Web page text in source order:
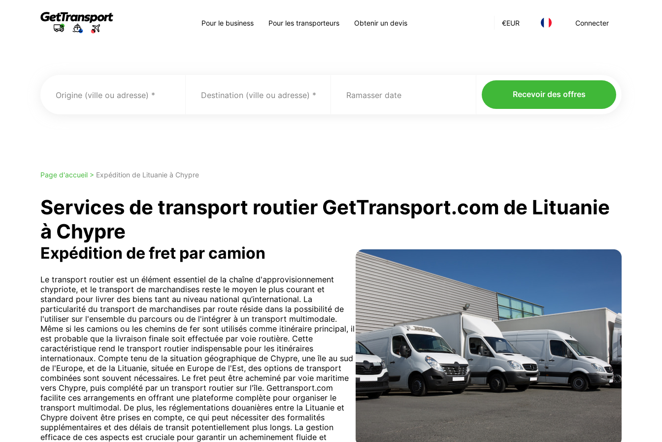
€EUR Connecter
Pour le business Pour les transporteurs Obtenir un devis
Origine (ville ou adresse) Destination (ville ou adresse) Ramasser date Recevoir des offres
Page d'accueil > Expédition de Lituanie à Chypre
Services de transport routier GetTransport.com de Lituanie
à Chypre
Expédition de fret par camion
Le transport routier est un élément essentiel de la chaîne d'approvisionnement
chypriote, et le transport de marchandises reste le moyen le plus courant et
standard pour livrer des biens tant au niveau national qu’international. La
particularité du transport de marchandises par route réside dans la possibilité de
l'utiliser sur l'ensemble du parcours ou de l'intégrer à un transport multimodale.
Même si les camions ou les chemins de fer sont utilisés comme itinéraire principal, il
est probable que la livraison finale soit effectuée par voie routière. Cette
caractéristique rend le transport routier indispensable pour les itinéraires
internationaux. Compte tenu de la situation géographique de Chypre, une île au sud
de l'Europe, et de la Lituanie, située en Europe de l'Est, des options de transport
combinées sont souvent nécessaires. Le fret peut être acheminé par voie maritime
vers Chypre, puis complété par un transport routier sur l'île. Gettransport.com
facilite ces arrangements en offrant une plateforme complète pour organiser le
transport multimodal. De plus, les réglementations douanières entre la Lituanie et
Chypre doivent être prises en compte, ce qui peut nécessiter des formalités
supplémentaires et des délais de transit potentiellement plus longs. La gestion
efficace de ces aspects est cruciale pour garantir un acheminement fluide et